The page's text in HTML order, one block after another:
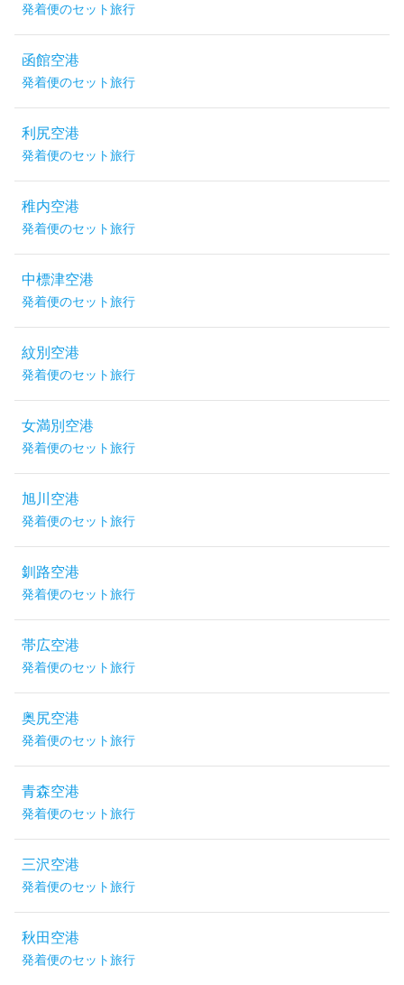
発着便のセット旅行
函館空港
発着便のセット旅行
利尻空港
発着便のセット旅行
稚内空港
発着便のセット旅行
中標津空港
発着便のセット旅行
紋別空港
発着便のセット旅行
女満別空港
発着便のセット旅行
旭川空港
発着便のセット旅行
釧路空港
発着便のセット旅行
帯広空港
発着便のセット旅行
奥尻空港
発着便のセット旅行
青森空港
発着便のセット旅行
三沢空港
発着便のセット旅行
秋田空港
発着便のセット旅行